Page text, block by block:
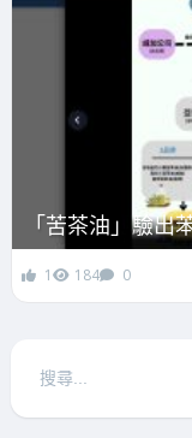
「苦茶油」驗
1 184 0
搜